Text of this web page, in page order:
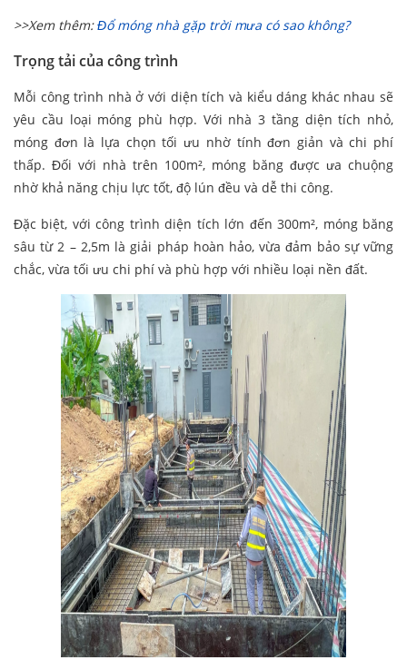
>>Xem thêm:Đổ móng nhà gặp trời mưa có sao không?
Trọng tải của công trình
Mỗi công trình nhà ở với diện tích và kiểu dáng khác nhau sẽ
yêu cầu loại móng phù hợp. Với nhà 3 tầng diện tích nhỏ,
móng đơn là lựa chọn tối ưu nhờ tính đơn giản và chi phí
thấp. Đối với nhà trên 100m², móng băng được ưa chuộng
nhờ khả năng chịu lực tốt, độ lún đều và dễ thi công.
Đặc biệt, với công trình diện tích lớn đến 300m², móng băng
sâu từ 2 – 2,5m là giải pháp hoàn hảo, vừa đảm bảo sự vững
chắc, vừa tối ưu chi phí và phù hợp với nhiều loại nền đất.